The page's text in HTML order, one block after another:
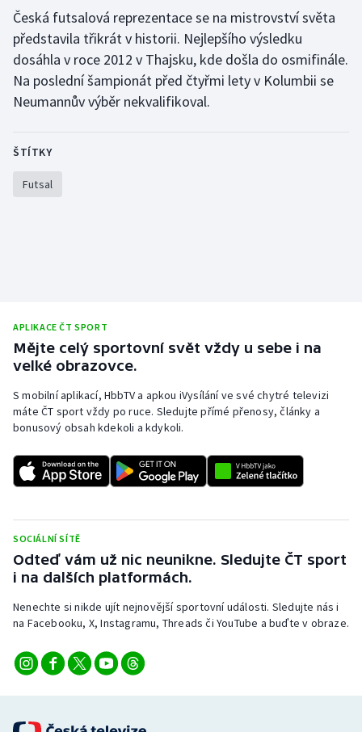
Česká futsalová reprezentace se na mistrovství světa
představila třikrát v historii. Nejlepšího výsledku
dosáhla v roce 2012 v Thajsku, kde došla do osmifinále.
Na poslední šampionát před čtyřmi lety v Kolumbii se
Neumannův výběr nekvalifikoval.
ŠTÍTKY
Futsal
APLIKACE ČT SPORT
Mějte celý sportovní svět vždy u sebe i na
velké obrazovce.
S mobilní aplikací, HbbTV a apkou iVysílání ve své chytré televizi
máte ČT sport vždy po ruce. Sledujte přímé přenosy, články a
bonusový obsah kdekoli a kdykoli.
SOCIÁLNÍ SÍTĚ
Odteď vám už nic neunikne. Sledujte ČT sport
i na dalších platformách.
Nenechte si nikde ujít nejnovější sportovní události. Sledujte nás i
na Facebooku, X, Instagramu, Threads či YouTube a buďte v obraze.